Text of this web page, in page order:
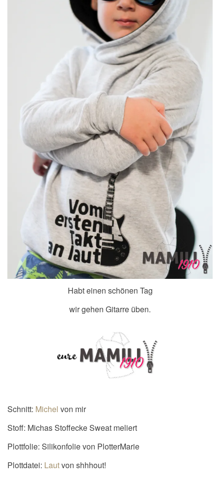
Habt einen schönen Tag
wir gehen Gitarre üben.
Schnitt: Michel von mir
Stoff: Michas Stoffecke Sweat meliert
Plottfolie: Silikonfolie von PlotterMarie
Plottdatei: Lautvon shhhout!